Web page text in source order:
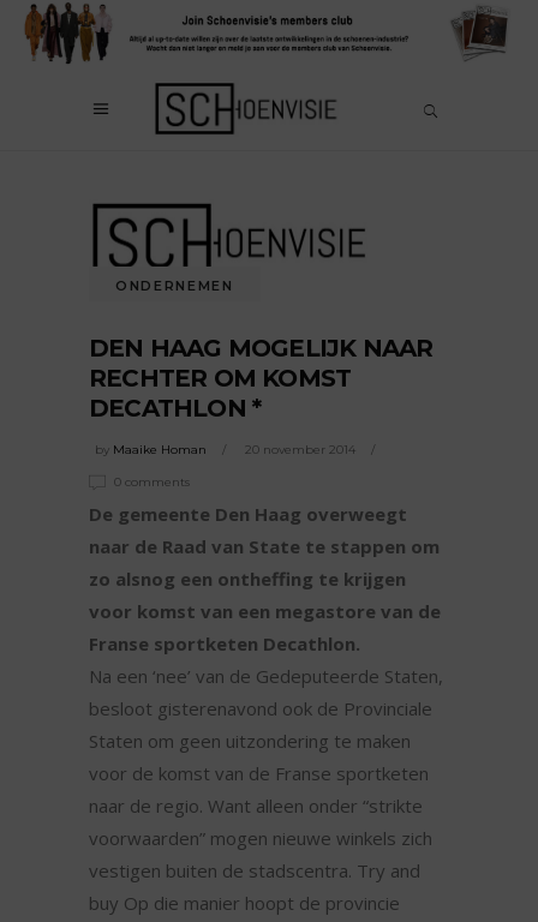
ONDERNEMEN
DEN HAAG MOGELIJK NAAR
RECHTER OM KOMST
DECATHLON *
by Maaike Homan 20 november 2014
0 comments
De gemeente Den Haag overweegt
naar de Raad van State te stappen om
zo alsnog een ontheffing te krijgen
voor komst van een megastore van de
Franse sportketen Decathlon.
Na een ‘nee’ van de Gedeputeerde Staten,
besloot gisterenavond ook de Provinciale
Staten om geen uitzondering te maken
voor de komst van de Franse sportketen
naar de regio. Want alleen onder “strikte
voorwaarden” mogen nieuwe winkels zich
vestigen buiten de stadscentra. Try and
buy Op die manier hoopt de provincie